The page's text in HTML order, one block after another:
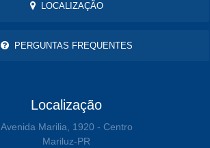
LOCALIZAÇÃO
PERGUNTAS FREQUENTES
Localização
Avenida Marilia, 1920 - Centro
Mariluz-PR